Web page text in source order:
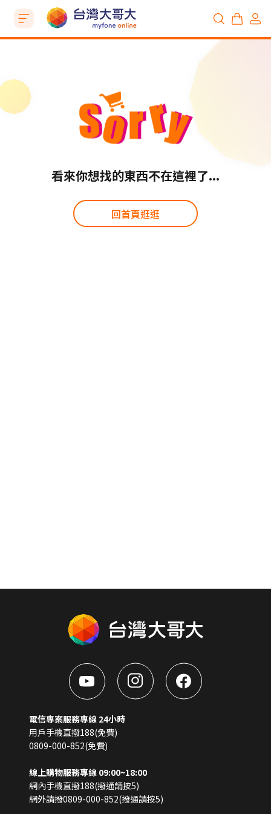
看來你想找的東西不在這裡了...
回首頁逛逛
電信專案服務專線 24小時
用戶手機直撥188(免費)
0809-000-852(免費)
線上購物服務專線 09:00~18:00
網內手機直撥188(撥通請按5)
網外請撥0809-000-852(撥通請按5)